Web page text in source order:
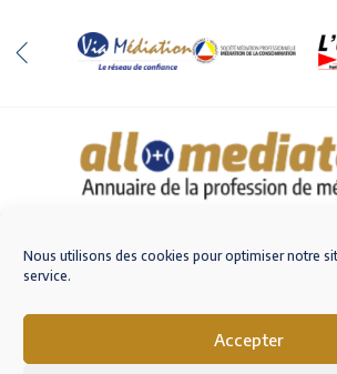
Nous utilisons des cookies pour optimiser notre
service.
Accepter
M'inscrire sur